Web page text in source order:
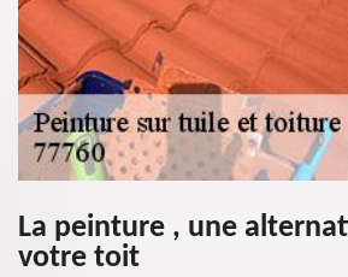
La peinture , une
votre toit